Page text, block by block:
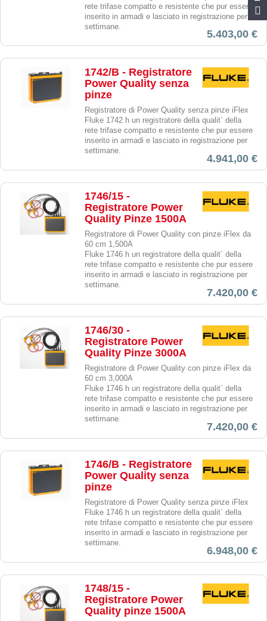
rete trifase compatto e resistente che pur essere
inserito in armadi e lasciato in registrazione per
settimane.
5.403,00 €
1742/B - Registratore
Power Quality senza
pinze
Registratore di Power Quality senza pinze iFlex
Fluke 1742 h un registratore della qualit` della
rete trifase compatto e resistente che pur essere
inserito in armadi e lasciato in registrazione per
settimane.
4.941,00 €
1746/15 -
Registratore Power
Quality Pinze 1500A
Registratore di Power Quality con pinze iFlex da
60 cm 1,500A
Fluke 1746 h un registratore della qualit` della
rete trifase compatto e resistente che pur essere
inserito in armadi e lasciato in registrazione per
settimane.
7.420,00 €
1746/30 -
Registratore Power
Quality Pinze 3000A
Registratore di Power Quality con pinze iFlex da
60 cm 3,000A
Fluke 1746 h un registratore della qualit` della
rete trifase compatto e resistente che pur essere
inserito in armadi e lasciato in registrazione per
settimane.
7.420,00 €
1746/B - Registratore
Power Quality senza
pinze
Registratore di Power Quality senza pinze iFlex
Fluke 1746 h un registratore della qualit` della
rete trifase compatto e resistente che pur essere
inserito in armadi e lasciato in registrazione per
settimane.
6.948,00 €
1748/15 -
Registratore Power
Quality pinze 1500A